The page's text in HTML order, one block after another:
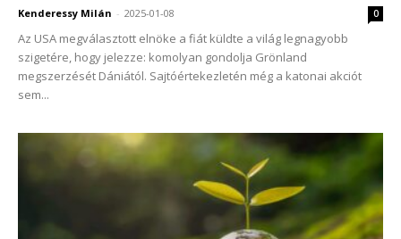
Kenderessy Milán - 2025-01-08 0
Az USA megválasztott elnöke a fiát küldte a világ legnagyobb
szigetére, hogy jelezze: komolyan gondolja Grönland
megszerzését Dániától. Sajtóértekezletén még a katonai akciót
sem...